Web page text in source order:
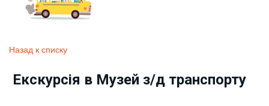
Назад к списку
Екскурсія в Музей з/д транспорту